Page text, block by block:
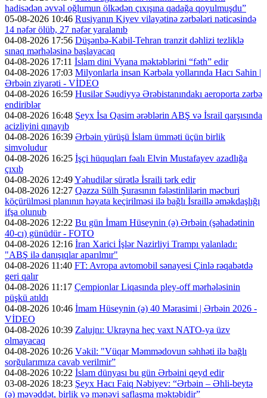
hadisədən əvvəl oğlumun ölkədən çıxışına qadağa qoyulmuşdu”
05-08-2026 10:46 Rusiyanın Kiyev vilayətinə zərbələri nəticəsində
14 nəfər ölüb, 27 nəfər yaralanıb
04-08-2026 17:56 Düşənbə-Kabil-Tehran tranzit dəhlizi tezliklə
sınaq mərhələsinə başlayacaq
04-08-2026 17:11 İslam dini Vyana məktəblərini “fəth” edir
04-08-2026 17:03 Milyonlarla insan Kərbəla yollarında Hacı Sahin |
Ərbəin ziyarəti - VİDEO
04-08-2026 16:59 Husilər Səudiyyə Ərəbistanındakı aeroporta zərbə
endiriblər
04-08-2026 16:48 Şeyx İsa Qasim ərəblərin ABŞ və İsrail qarşısında
acizliyini qınayıb
04-08-2026 16:39 Ərbəin yürüşü İslam ümməti üçün birlik
simvoludur
04-08-2026 16:25 İşçi hüquqları fəalı Elvin Mustafayev azadlığa
çıxıb
04-08-2026 12:49Yəhudilər sürətlə İsraili tərk edir
04-08-2026 12:27 Qəzza Sülh Şurasının fələstinlilərin məcburi
köçürülməsi planının həyata keçirilməsi ilə bağlı İsraillə əməkdaşlığı
ifşa olunub
04-08-2026 12:22 Bu gün İmam Hüseynin (ə) Ərbəin (şəhadətinin
40-cı) günüdür - FOTO
04-08-2026 12:16 İran Xarici İşlər Nazirliyi Trampı yalanladı:
"ABŞ ilə danışıqlar aparılmır"
04-08-2026 11:40 FT: Avropa avtomobil sənayesi Çinlə rəqabətdə
geri qalır
04-08-2026 11:17 Çempionlar Liqasında pley-off mərhələsinin
püşkü atıldı
04-08-2026 10:46 İmam Hüseynin (ə) 40 Mərasimi | Ərbəin 2026 -
VİDEO
04-08-2026 10:39 Zalujnı: Ukrayna heç vaxt NATO-ya üzv
olmayacaq
04-08-2026 10:26 Vəkil: "Vüqar Məmmədovun səhhəti ilə bağlı
sorğularımıza cavab verilmir”
04-08-2026 10:22 İslam dünyası bu gün Ərbəini qeyd edir
03-08-2026 18:23 Şeyx Hacı Faiq Nəbiyev: “Ərbəin – Əhli-beytə
(ə) məvəddət, birlik və mənəvi saflaşma məktəbidir”